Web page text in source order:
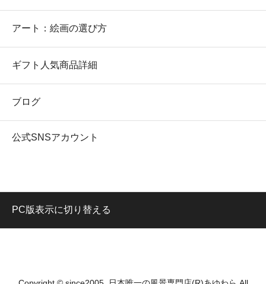
アート：絵画の選び方
ギフト人気商品詳細
ブログ
公式SNSアカウント
PC版表示に切り替える